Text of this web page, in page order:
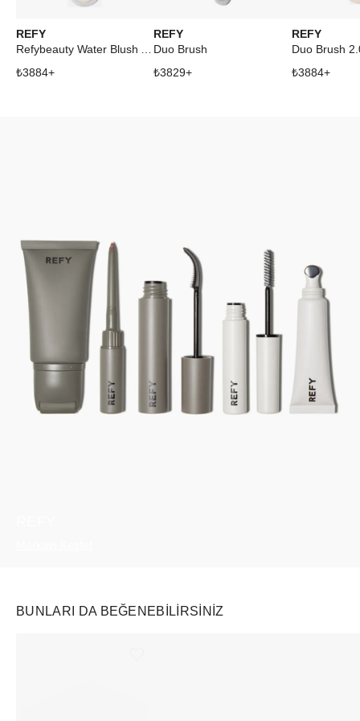
REFY
₺3884+
REFY
Duo Brush
₺3829+
REFY
Duo Brush
₺3884+
BUNLARI DA BEĞENEBILIRSINIZ